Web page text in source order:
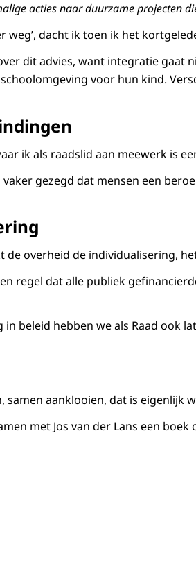
acties naar duurzame projecten
weg’, dacht ik toen ik het
dit advies, want integratie gaat
voor hun kind.
ik als raadslid aan meewerk is
gezegd dat mensen een
de overheid de individualisering,
regel dat alle publiek
beleid hebben we als Raad ook
samen aanklooien, dat is eigenlijk
met Jos van der Lans een